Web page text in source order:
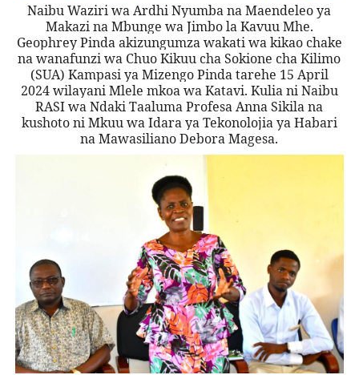
Naibu Waziri wa Ardhi Nyumba na Maendeleo ya
Makazi na Mbunge wa Jimbo la Kavuu Mhe.
Geophrey Pinda akizungumza wakati wa kikao chake
na wanafunzi wa Chuo Kikuu cha Sokione cha Kilimo
(SUA) Kampasi ya Mizengo Pinda tarehe 15 April
2024 wilayani Mlele mkoa wa Katavi. Kulia ni Naibu
RASI wa Ndaki Taaluma Profesa Anna Sikila na
kushoto ni Mkuu wa Idara ya Tekonolojia ya Habari
na Mawasiliano Debora Magesa.